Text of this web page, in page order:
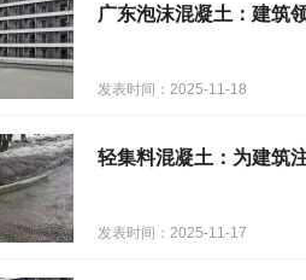
广东泡沫混凝土：建筑
发表时间：2025-11-18
轻集料混凝土：为建筑
发表时间：2025-11-17